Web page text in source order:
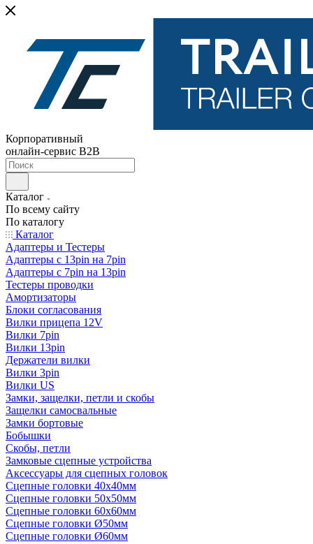
Корпоративный
онлайн-сервис B2B
Каталог
По всему сайту
По каталогу
Каталог
Адаптеры и Тестеры
Адаптеры с 13pin на 7pin
Адаптеры с 7pin на 13pin
Тестеры проводки
Амортизаторы
Блоки согласования
Вилки прицепа 12V
Вилки 7pin
Вилки 13pin
Держатели вилки
Вилки 3pin
Вилки US
Замки, защелки, петли и скобы
Защелки самосвальные
Замки бортовые
Бобышки
Скобы, петли
Замковые сцепные устройства
Аксессуары для сцепных головок
Сцепные головки 40x40мм
Сцепные головки 50x50мм
Сцепные головки 60x60мм
Сцепные головки Ø50мм
Сцепные головки Ø60мм